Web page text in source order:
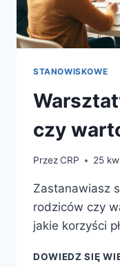
STANOWISKOWE
czy
PrzezCRP 25
Zastanawiasz
rodziców czy
jakie korzyści
DOWIEDZ SIĘ